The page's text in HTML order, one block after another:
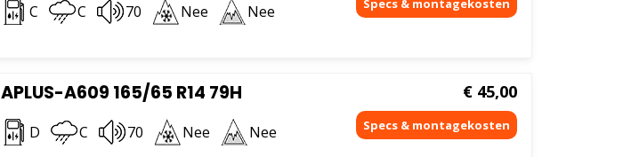
C C 70 Nee Nee
APLUS-A609 165/65 R14 79H
D C 70 Nee Nee
€ 45,00